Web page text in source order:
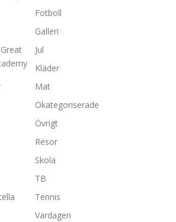
Fotboll
Galleri
Jul
Kläder
Mat
Okategoriserade
Övrigt
Resor
Skola
TB
Tennis
Vardagen